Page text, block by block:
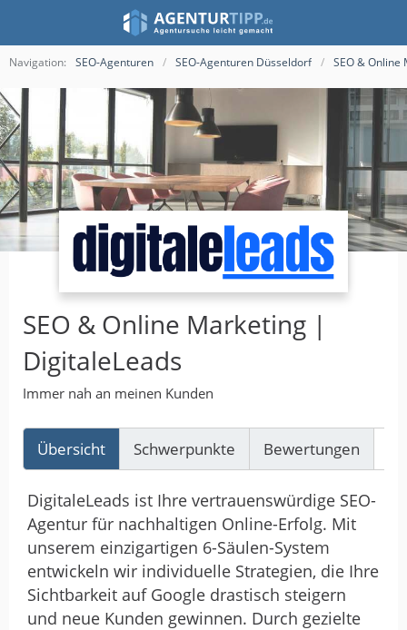
Navigation: SEO-Agenturen SEO-Agenturen Düsseldorf SEO &
SEO & Online Marketing |
DigitaleLeads
Immer nah an meinen Kunden
Übersicht Schwerpunkte Bewertungen
DigitaleLeads ist Ihre vertrauenswürdige SEO-
Agentur für nachhaltigen Online-Erfolg. Mit
unserem einzigartigen 6-Säulen-System
entwickeln wir individuelle Strategien, die Ihre
Sichtbarkeit auf Google drastisch steigern
und neue Kunden gewinnen. Durch gezielte